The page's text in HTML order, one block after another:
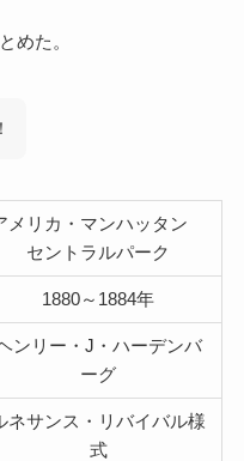
めた。
メリカ・マンハッタン
セントラルパーク
1880～1884年
ンリー・J・ハーデンバ
ーグ
ネサンス・リバイバル様
式